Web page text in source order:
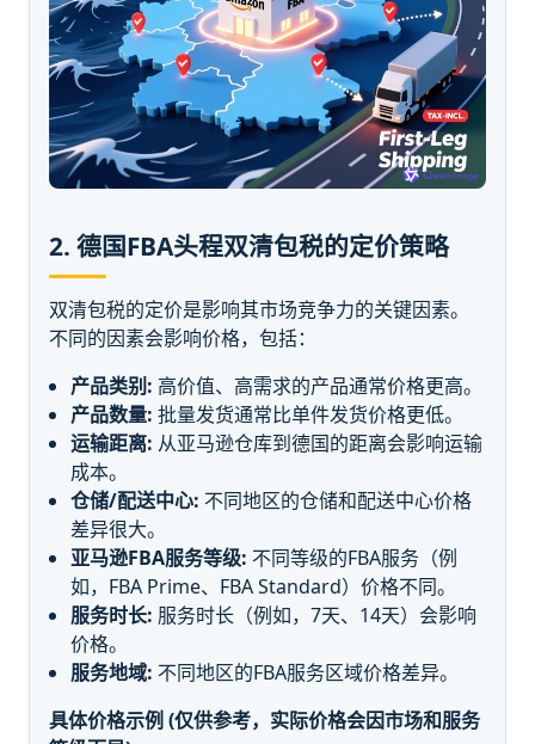
2. 德国FBA头程双清包税的定价策略
双清包税的定价是影响其市场竞争力的关键因素。
不同的因素会影响价格，包括：
产品类别: 高价值、高需求的产品通常价格更高。
产品数量: 批量发货通常比单件发货价格更低。
运输距离: 从亚马逊仓库到德国的距离会影响运输
成本。
仓储/配送中心: 不同地区的仓储和配送中心价格
差异很大。
亚马逊FBA服务等级: 不同等级的FBA服务（例
如，FBA Prime、FBA Standard）价格不同。
服务时长: 服务时长（例如，7天、14天）会影响
价格。
服务地域: 不同地区的FBA服务区域价格差异。
具体价格示例 (仅供参考，实际价格会因市场和服务